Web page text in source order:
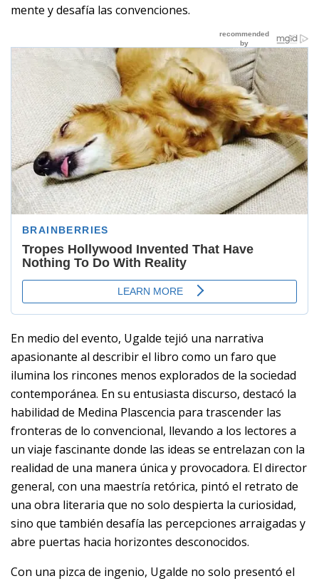
mente y desafía las convenciones.
En medio del evento, Ugalde tejió una narrativa
apasionante al describir el libro como un faro que
ilumina los rincones menos explorados de la sociedad
contemporánea. En su entusiasta discurso, destacó la
habilidad de Medina Plascencia para trascender las
fronteras de lo convencional, llevando a los lectores a
un viaje fascinante donde las ideas se entrelazan con la
realidad de una manera única y provocadora. El director
general, con una maestría retórica, pintó el retrato de
una obra literaria que no solo despierta la curiosidad,
sino que también desafía las percepciones arraigadas y
abre puertas hacia horizontes desconocidos.
Con una pizca de ingenio, Ugalde no solo presentó el